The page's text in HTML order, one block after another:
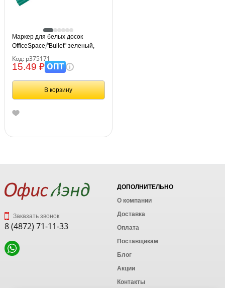
Маркер для белых досок
OfficeSpace "Bullet" зеленый,
Код: р375171
15.49 ₽ОПТ
В корзину
Заказать звонок
8 (4872) 71-11-33
ДОПОЛНИТЕЛЬНО
О компании
Доставка
Оплата
Поставщикам
Блог
Акции
Контакты